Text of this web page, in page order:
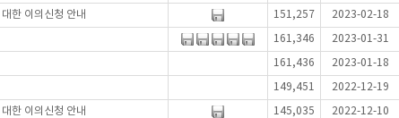
한 이의신청 안내 151,257 2023-02-18
161,346 2023-01-31
161,436 2023-01-18
149,451 2022-12-19
한 이의신청 안내 145,035 2022-12-10